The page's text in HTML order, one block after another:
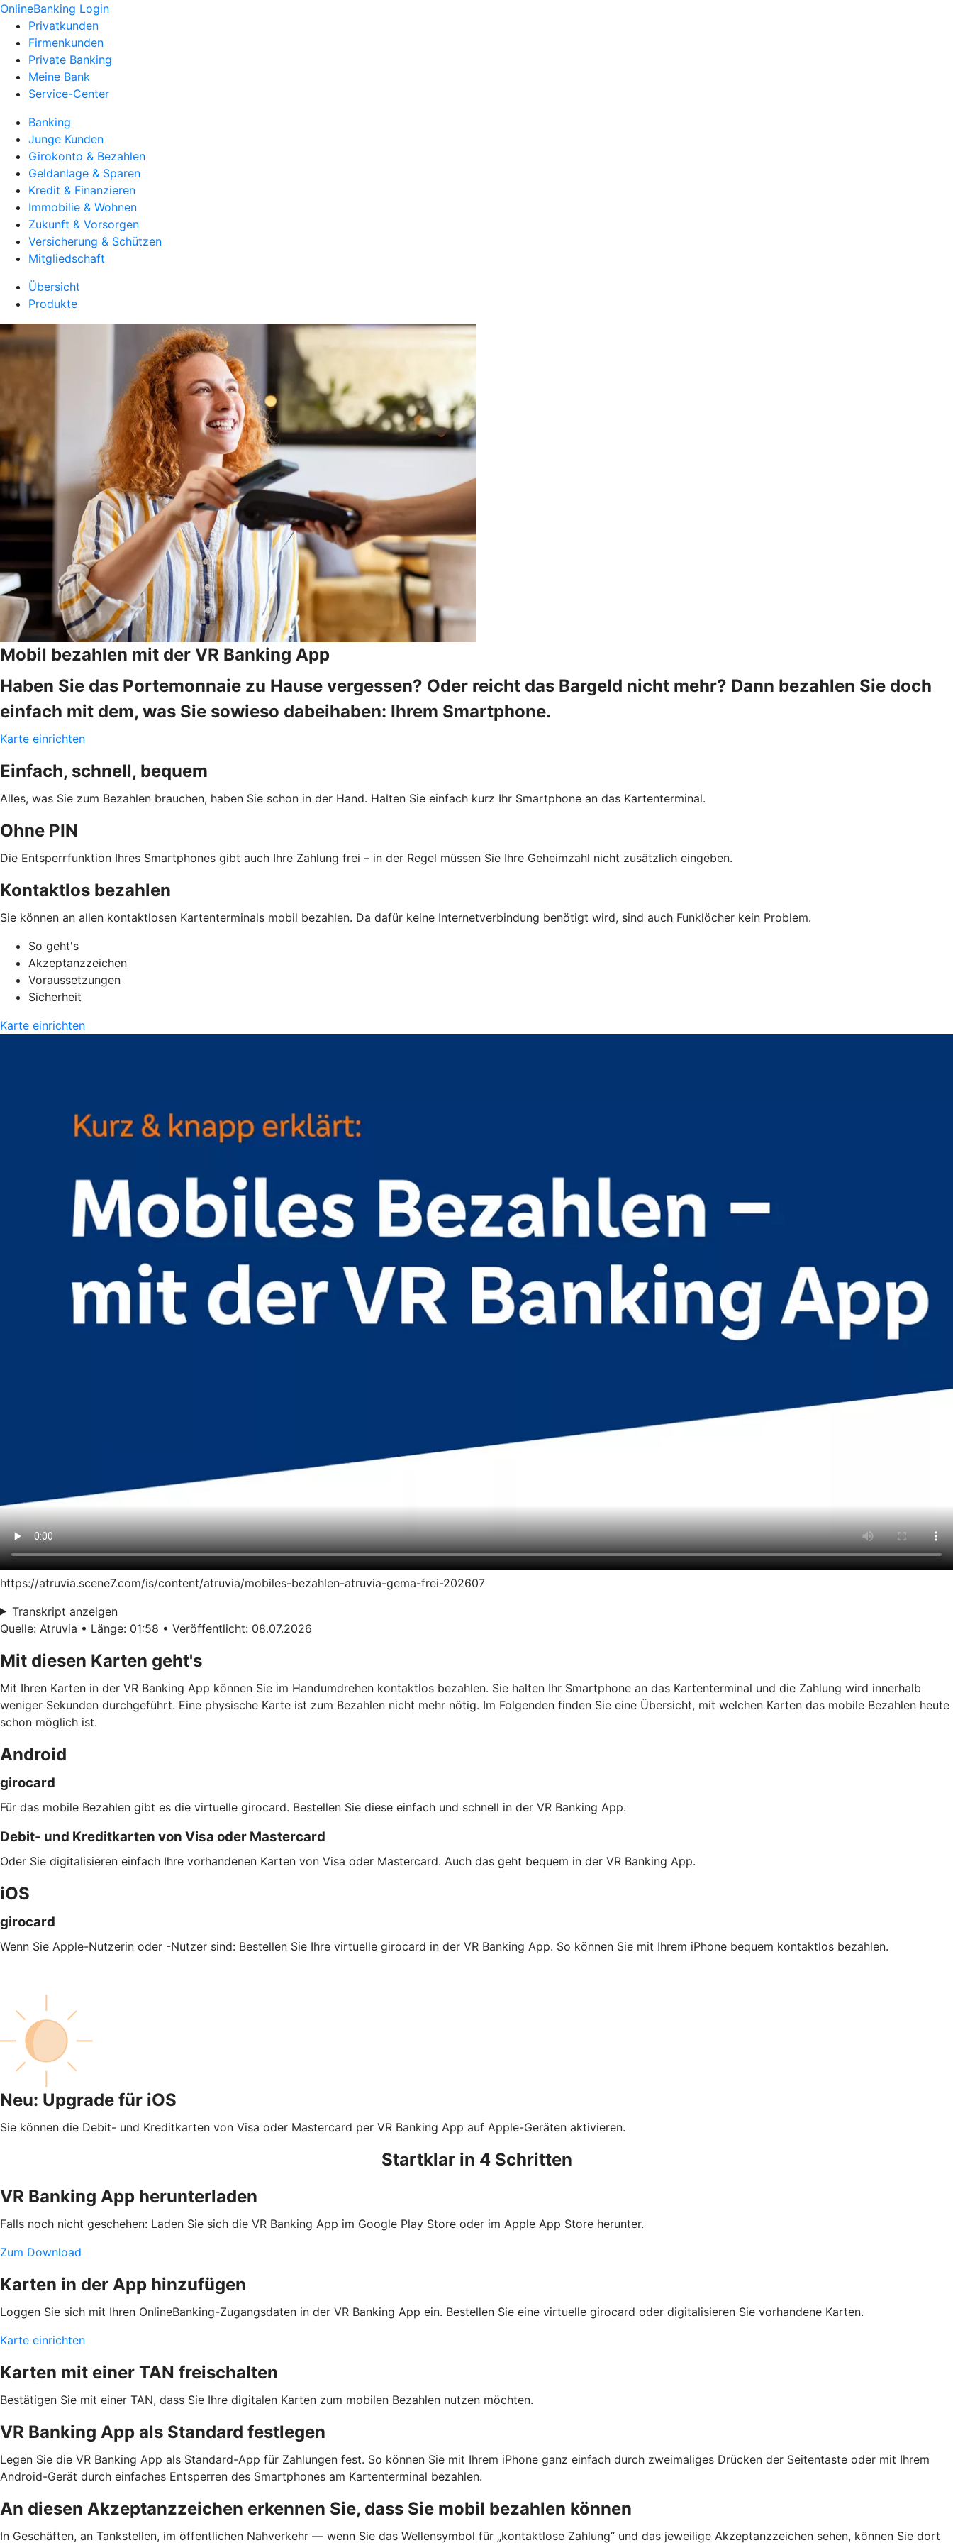
OnlineBanking Login
Privatkunden
Firmenkunden
Private Banking
Meine Bank
Service-Center
Banking
Junge Kunden
Girokonto & Bezahlen
Geldanlage & Sparen
Kredit & Finanzieren
Immobilie & Wohnen
Zukunft & Vorsorgen
Versicherung & Schützen
Mitgliedschaft
Übersicht
Produkte
Mobil bezahlen mit der VR Banking App
Haben Sie das Portemonnaie zu Hause vergessen? Oder reicht das Bargeld nicht mehr? Dann bezahlen Sie doch
einfach mit dem, was Sie sowieso dabeihaben: Ihrem Smartphone.
Karte einrichten
Einfach, schnell, bequem
Alles, was Sie zum Bezahlen brauchen, haben Sie schon in der Hand. Halten Sie einfach kurz Ihr Smartphone an das Kartenterminal.
Ohne PIN
Die Entsperrfunktion Ihres Smartphones gibt auch Ihre Zahlung frei – in der Regel müssen Sie Ihre Geheimzahl nicht zusätzlich eingeben.
Kontaktlos bezahlen
Sie können an allen kontaktlosen Kartenterminals mobil bezahlen. Da dafür keine Internetverbindung benötigt wird, sind auch Funklöcher kein Problem.
So geht's
Akzeptanzzeichen
Voraussetzungen
Sicherheit
Karte einrichten
https://atruvia.scene7.com/is/content/atruvia/mobiles-bezahlen-atruvia-gema-frei-202607
Transkript anzeigen
Quelle: Atruvia • Länge: 01:58 • Veröffentlicht: 08.07.2026
Mit diesen Karten geht's
Mit Ihren Karten in der VR Banking App können Sie im Handumdrehen kontaktlos bezahlen. Sie halten Ihr Smartphone an das Kartenterminal und die Zahlung wird innerhalb
weniger Sekunden durchgeführt. Eine physische Karte ist zum Bezahlen nicht mehr nötig. Im Folgenden finden Sie eine Übersicht, mit welchen Karten das mobile Bezahlen heute
schon möglich ist.
Android
girocard
Für das mobile Bezahlen gibt es die virtuelle girocard. Bestellen Sie diese einfach und schnell in der VR Banking App.
Debit- und Kreditkarten von Visa oder Mastercard
Oder Sie digitalisieren einfach Ihre vorhandenen Karten von Visa oder Mastercard. Auch das geht bequem in der VR Banking App.
iOS
girocard
Wenn Sie Apple-Nutzerin oder -Nutzer sind: Bestellen Sie Ihre virtuelle girocard in der VR Banking App. So können Sie mit Ihrem iPhone bequem kontaktlos bezahlen.
Neu: Upgrade für iOS
Sie können die Debit- und Kreditkarten von Visa oder Mastercard per VR Banking App auf Apple-Geräten aktivieren.
Startklar in 4 Schritten
VR Banking App herunterladen
Falls noch nicht geschehen: Laden Sie sich die VR Banking App im Google Play Store oder im Apple App Store herunter.
Zum Download
Karten in der App hinzufügen
Loggen Sie sich mit Ihren OnlineBanking-Zugangsdaten in der VR Banking App ein. Bestellen Sie eine virtuelle girocard oder digitalisieren Sie vorhandene Karten.
Karte einrichten
Karten mit einer TAN freischalten
Bestätigen Sie mit einer TAN, dass Sie Ihre digitalen Karten zum mobilen Bezahlen nutzen möchten.
VR Banking App als Standard festlegen
Legen Sie die VR Banking App als Standard-App für Zahlungen fest. So können Sie mit Ihrem iPhone ganz einfach durch zweimaliges Drücken der Seitentaste oder mit Ihrem
Android-Gerät durch einfaches Entsperren des Smartphones am Kartenterminal bezahlen.
An diesen Akzeptanzzeichen erkennen Sie, dass Sie mobil bezahlen können
In Geschäften, an Tankstellen, im öffentlichen Nahverkehr — wenn Sie das Wellensymbol für „kontaktlose Zahlung“ und das jeweilige Akzeptanzzeichen sehen, können Sie dort